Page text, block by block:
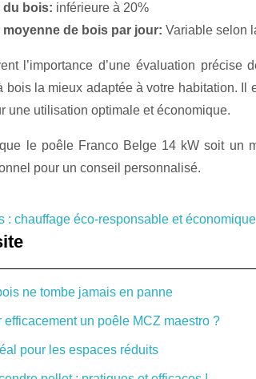
du bois: inférieure à 20%
de bois par jour: Variable selon
l’importance d’une évaluation
bois la mieux adaptée à votre habitation.
une utilisation optimale et économique.
le poêle Franco Belge 14 kW soit un
pour un conseil personnalisé.
: chauffage éco-responsable et économique
ne tombe jamais en panne
un poêle MCZ maestro ?
pour les espaces réduits